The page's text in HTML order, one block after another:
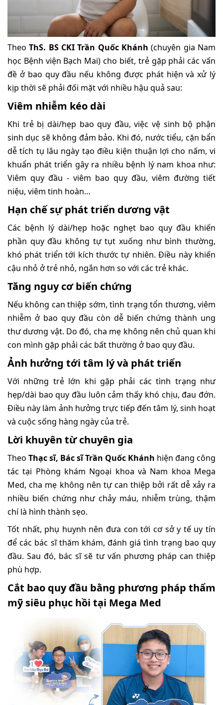
TheoThS. BS CKI Trần Quốc Khánh (chuyên gia Nam
học Bệnh viện Bạch Mai) cho biết, trẻ gặp phải các vấn
đề ở bao quy đầu nếu không được phát hiện và xử lý
kịp thời sẽ phải đối mặt với nhiều hậu quả sau:
Viêm nhiễm kéo dài
Khi trẻ bị dài/hẹp bao quy đầu, việc vệ sinh bộ phận
sinh dục sẽ không đảm bảo. Khi đó, nước tiểu, cặn bẩn
dễ tích tụ lâu ngày tạo điều kiện thuận lợi cho nấm, vi
khuẩn phát triển gây ra nhiều bệnh lý nam khoa như:
Viêm quy đầu - viêm bao quy đầu, viêm đường tiết
niệu, viêm tinh hoàn…
Hạn chế sự phát triển dương vật
Các bệnh lý dài/hẹp hoặc nghẹt bao quy đầu khiến
phần quy đầu không tự tụt xuống như bình thường,
khó phát triển tới kích thước tự nhiên. Điều này khiến
cậu nhỏ ở trẻ nhỏ, ngắn hơn so với các trẻ khác.
Tăng nguy cơ biến chứng
Nếu không can thiệp sớm, tình trạng tổn thương, viêm
nhiễm ở bao quy đầu còn dễ biến chứng thành ung
thư dương vật. Do đó, cha mẹ không nên chủ quan khi
con mình gặp phải các bất thường ở bao quy đầu.
Ảnh hưởng tới tâm lý và phát triển
Với những trẻ lớn khi gặp phải các tình trạng như
hẹp/dài bao quy đầu luôn cảm thấy khó chịu, đau đớn.
Điều này làm ảnh hưởng trực tiếp đến tâm lý, sinh hoạt
và cuộc sống hàng ngày của trẻ.
Lời khuyên từ chuyên gia
Theo Thạc sĩ, Bác sĩ Trần Quốc Khánh hiện đang công
tác tại Phòng khám Ngoại khoa và Nam khoa Mega
Med, cha mẹ không nên tự can thiệp bởi rất dễ xảy ra
nhiều biến chứng như chảy máu, nhiễm trùng, thậm
chí là hình thành sẹo.
Tốt nhất, phụ huynh nên đưa con tới cơ sở y tế uy tín
để các bác sĩ thăm khám, đánh giá tình trạng bao quy
đầu. Sau đó, bác sĩ sẽ tư vấn phương pháp can thiệp
phù hợp.
Cắt bao quy đầu bằng phương pháp thẩm
mỹ siêu phục hồi tại Mega Med